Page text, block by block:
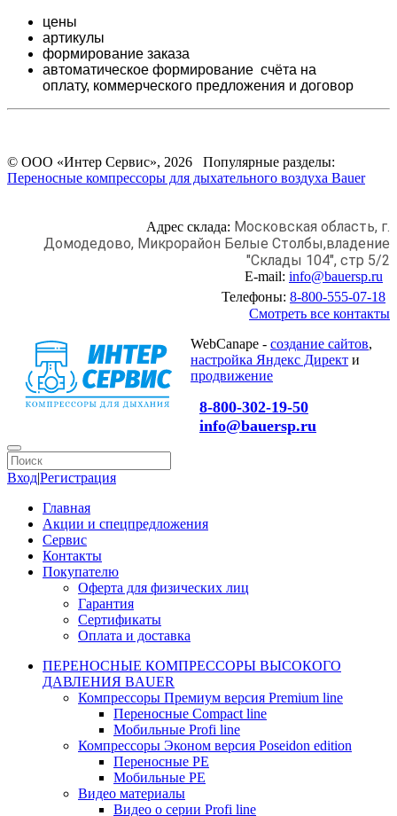
цены
артикулы
формирование заказа
автоматическое формирование счёта на
оплату, коммерческого предложения и договор
© ООО «Интер Сервис», 2026 Популярные разделы:
Переносные компрессоры для дыхательного воздуха Bauer
Адрес склада: Московская область, г.
Домодедово, Микрорайон Белые Столбы,владение
"Склады 104", стр 5/2
E-mail: info@bauersp.ru
Телефоны: 8-800-555-07-18
Смотреть все контакты
WebCanape - создание сайтов,
настройка Яндекс Директ и
продвижение
8-800-302-19-50
info@bauersp.ru
Вход|Регистрация
Главная
Акции и спецпредложения
Сервис
Контакты
Покупателю
Оферта для физических лиц
Гарантия
Сертификаты
Оплата и доставка
ПЕРЕНОСНЫЕ КОМПРЕССОРЫ ВЫСОКОГО
ДАВЛЕНИЯ BAUER
Компрессоры Премиум версия Premium line
Переносные Compact line
Мобильные Profi line
Компрессоры Эконом версия Poseidon edition
Переносные PE
Мобильные PE
Видео материалы
Видео о серии Profi line